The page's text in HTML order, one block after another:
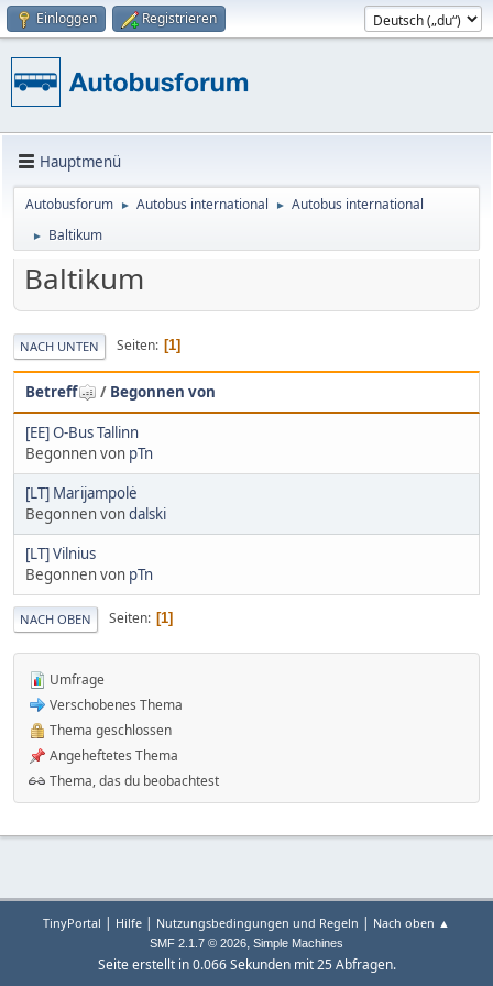
Einloggen Registrieren
Hauptmenü
Autobusforum ► Autobus international ► Autobus international
► Baltikum
Baltikum
NACH UNTEN Seiten 1
Betreff / Begonnen von
[EE] O-Bus Tallinn
Begonnen von pTn
[LT] Marijampolė
Begonnen vondalski
[LT] Vilnius
Begonnen von pTn
NACH OBEN Seiten 1
Umfrage
Verschobenes Thema
Thema geschlossen
Angeheftetes Thema
Thema, das du beobachtest
TinyPortal | Hilfe | Nutzungsbedingungen und Regeln | Nach oben ▲
SMF 2.1.7 © 2026, Simple Machines
Seite erstellt in 0.066 Sekunden mit 25 Abfragen.